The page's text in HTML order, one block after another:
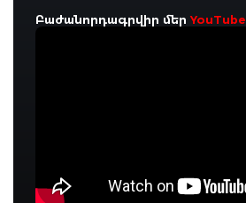
Բաժանորդագրվիր մերYouTube